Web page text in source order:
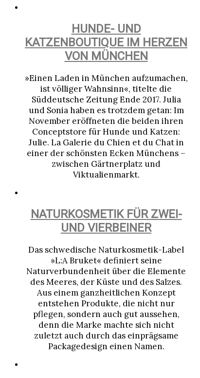
HUNDE- UND
KATZENBOUTIQUE IM HERZEN
VON MÜNCHEN
»Einen Laden in München aufzumachen,
ist völliger Wahnsinn«, titelte die
Süddeutsche Zeitung Ende 2017. Julia
und Sonia haben es trotzdem getan: Im
November eröffneten die beiden ihren
Conceptstore für Hunde und Katzen:
Julie. La Galerie du Chien et du Chat in
einer der schönsten Ecken Münchens –
zwischen Gärtnerplatz und
Viktualienmarkt.
NATURKOSMETIK FÜR ZWEI-
UND VIERBEINER
Das schwedische Naturkosmetik-Label
»L:A Bruket« definiert seine
Naturverbundenheit über die Elemente
des Meeres, der Küste und des Salzes.
Aus einem ganzheitlichen Konzept
entstehen Produkte, die nicht nur
pflegen, sondern auch gut aussehen,
denn die Marke machte sich nicht
zuletzt auch durch das einprägsame
Packagedesign einen Namen.